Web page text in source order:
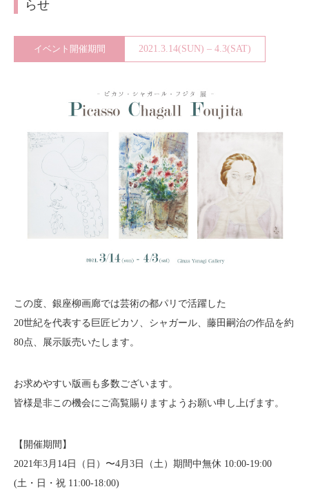
Contact
Purchase assessment 査定・買取
らせ
イベント開催期間 2021.3.14(SUN) – 4.3(SAT)
この度、銀座柳画廊では芸術の都パリで活躍した
20世紀を代表する巨匠ピカソ、シャガール、藤田嗣治の作品を約
80点、展示販売いたします。
お求めやすい版画も多数ございます。
皆様是非この機会にご高覧賜りますようお願い申し上げます。
【開催期間】
2021年3月14日（日）〜4月3日（土）期間中無休 10:00-19:00
(土・日・祝 11:00-18:00)